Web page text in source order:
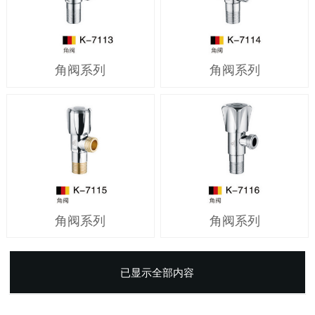
角阀系列 角阀系列
角阀系列 角阀系列
已显示全部内容